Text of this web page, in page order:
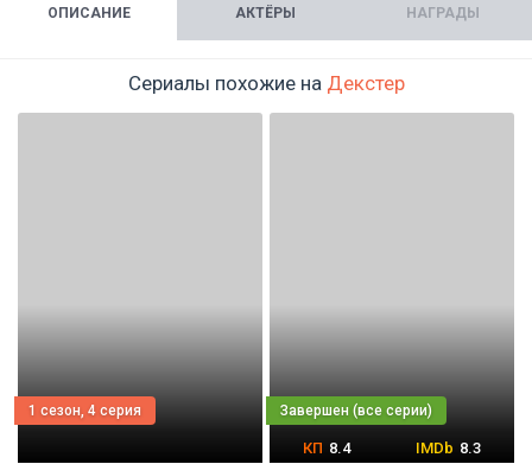
ОПИСАНИЕ АКТЁРЫ НАГРАДЫ
Сериалы похожие на Декстер
1 сезон, 4 серия
8.4 8.3